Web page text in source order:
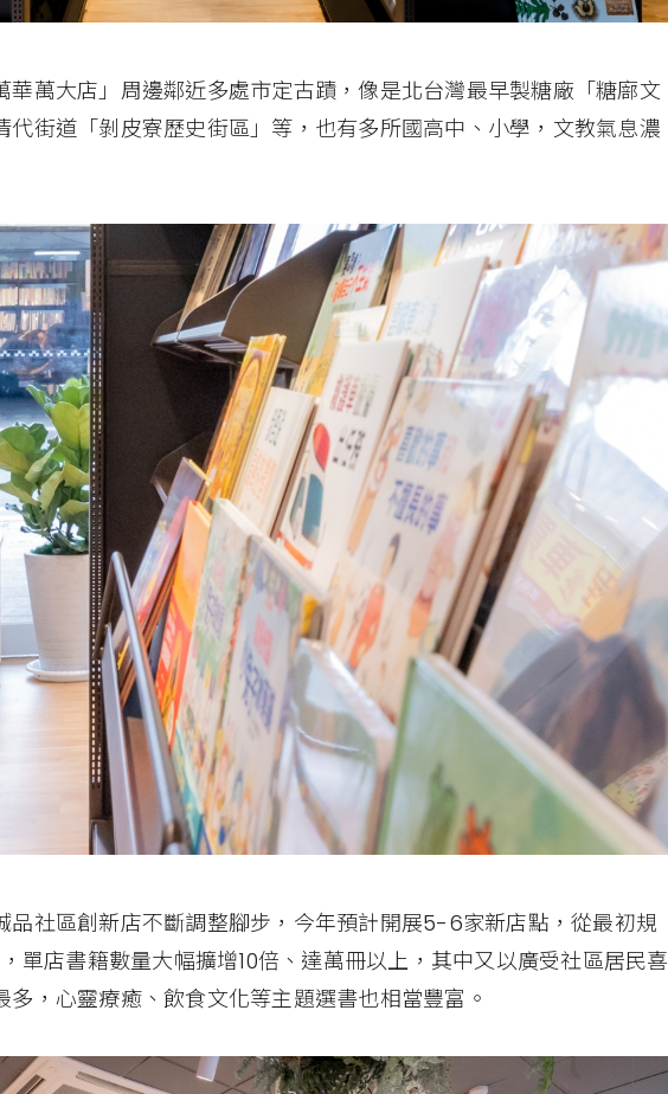
華萬大店」周邊鄰近多處市定古蹟，像是北台灣最早製糖廠「糖廍文
代街道「剝皮寮歷史街區」等，也有多所國高中、小學，文教氣息濃
品社區創新店不斷調整腳步，今年預計開展5-6家新店點，從最初規
單店書籍數量大幅擴增10倍、達萬冊以上，其中又以廣受社區居民喜
，心靈療癒、飲食文化等主題選書也相當豐富。